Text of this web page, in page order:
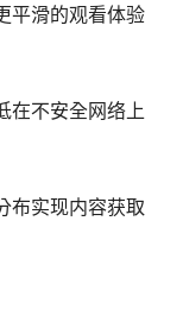
平滑的观看体验
在不安全网络上
布实现内容获取